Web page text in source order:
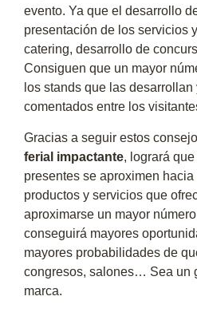
evento. Ya que el desarrollo
presentación de los servicios
catering, desarrollo de
Consiguen que un mayor
los stands que las desarrollan
comentados entre los
Gracias a seguir estos
ferial impactante, logrará
presentes se aproximen
productos y servicios que
aproximarse un mayor
conseguirá mayores
mayores probabilidades de
congresos, salones… Sea un
marca.